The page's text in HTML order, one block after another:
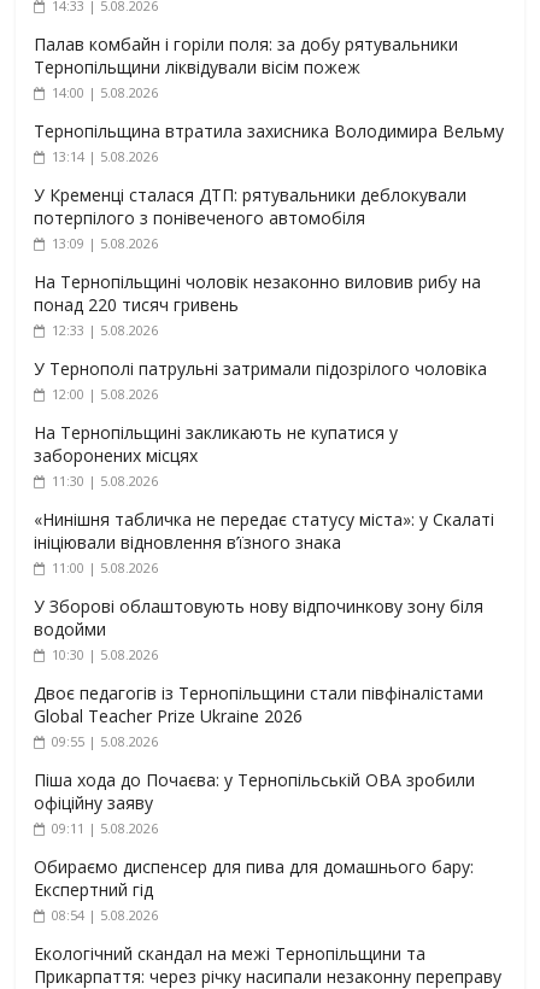
14:33 | 5.08.2026
Палав комбайн і горіли поля: за добу рятувальники
Тернопільщини ліквідували вісім пожеж
14:00 | 5.08.2026
Тернопільщина втратила захисника Володимира Вельму
13:14 | 5.08.2026
У Кременці сталася ДТП: рятувальники деблокували
потерпілого з понівеченого автомобіля
13:09 | 5.08.2026
На Тернопільщині чоловік незаконно виловив рибу на
понад 220 тисяч гривень
12:33 | 5.08.2026
У Тернополі патрульні затримали підозрілого чоловіка
12:00 | 5.08.2026
На Тернопільщині закликають не купатися у
заборонених місцях
11:30 | 5.08.2026
«Нинішня табличка не передає статусу міста»: у Скалаті
ініціювали відновлення в’їзного знака
11:00 | 5.08.2026
У Зборові облаштовують нову відпочинкову зону біля
водойми
10:30 | 5.08.2026
Двоє педагогів із Тернопільщини стали півфіналістами
Global Teacher Prize Ukraine 2026
09:55 | 5.08.2026
Піша хода до Почаєва: у Тернопільській ОВА зробили
офіційну заяву
09:11 | 5.08.2026
Обираємо диспенсер для пива для домашнього бару:
Експертний гід
08:54 | 5.08.2026
Екологічний скандал на межі Тернопільщини та
Прикарпаття: через річку насипали незаконну переправу